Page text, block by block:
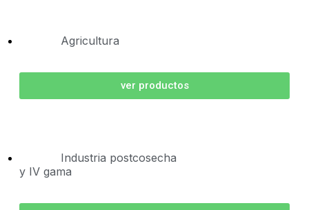
Agricultura
ver productos
Industria postcosecha
y IV gama